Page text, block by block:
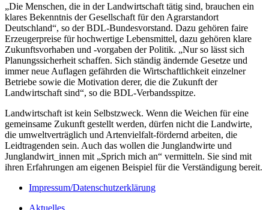
„Die Menschen, die in der Landwirtschaft tätig sind, brauchen ein
klares Bekenntnis der Gesellschaft für den Agrarstandort
Deutschland“, so der BDL-Bundesvorstand. Dazu gehören faire
Erzeugerpreise für hochwertige Lebensmittel, dazu gehören klare
Zukunftsvorhaben und -vorgaben der Politik. „Nur so lässt sich
Planungssicherheit schaffen. Sich ständig ändernde Gesetze und
immer neue Auflagen gefährden die Wirtschaftlichkeit einzelner
Betriebe sowie die Motivation derer, die die Zukunft der
Landwirtschaft sind“, so die BDL-Verbandsspitze.
Landwirtschaft ist kein Selbstzweck. Wenn die Weichen für eine
gemeinsame Zukunft gestellt werden, dürfen nicht die Landwirte,
die umweltverträglich und Artenvielfalt-fördernd arbeiten, die
Leidtragenden sein. Auch das wollen die Junglandwirte und
Junglandwirt_innen mit „Sprich mich an“ vermitteln. Sie sind mit
ihren Erfahrungen am eigenen Beispiel für die Verständigung bereit.
Impressum/Datenschutzerklärung
Aktuelles